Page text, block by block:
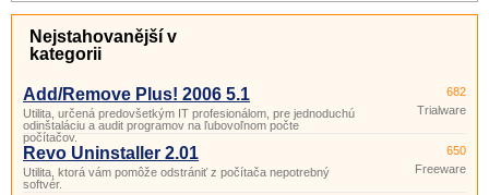
Nejstahovanější v
kategorii
Add/Remove Plus! 2006 5.1
Utilita, určená predovšetkým IT profesionálom, pre jednoduchú
odinštaláciu a audit programov na ľubovoľnom počte
počítačov.
682
Trialware
Revo Uninstaller 2.01
Utilita, ktorá vám pomôže odstrániť z počítača nepotrebný
softvér.
650
Freeware